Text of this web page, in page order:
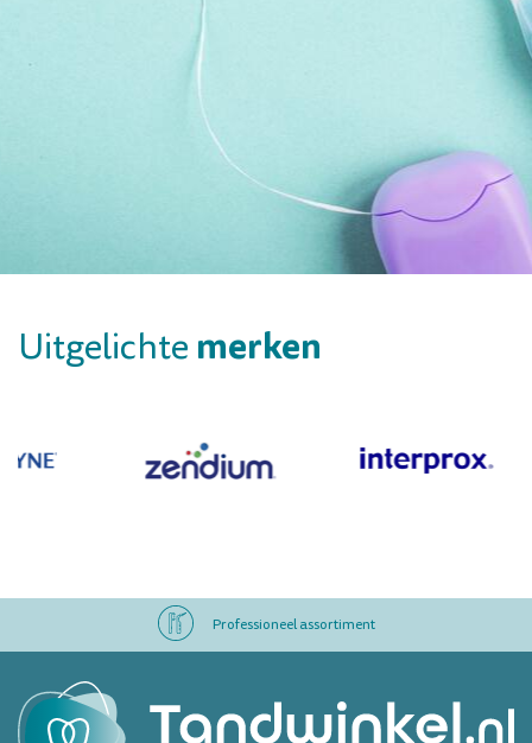
Uitgelichte merken
Professioneel assortiment
Op werkdagen voor 16.00 uur besteld, morgen in huis